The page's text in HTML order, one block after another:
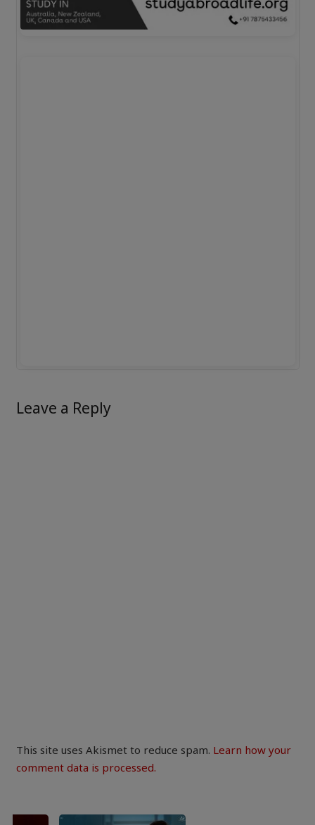
Leave a Reply
This site uses Akismet to reduce spam. Learn how your
comment data is processed.